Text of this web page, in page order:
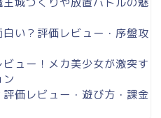
白い？評価レビュー・序盤攻
ビュー！メカ美少女が激突す
評価レビュー・遊び方・課金